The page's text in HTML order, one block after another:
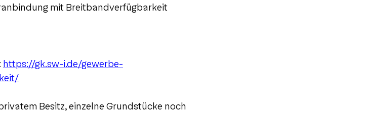
mit Breitbandverfügbarkeit
https://gk.sw-i.de/gewerbe-
Besitz, einzelne Grundstücke noch